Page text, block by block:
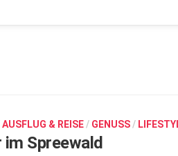
AUSFLUG & REISE / GENUSS /
im Spreewald